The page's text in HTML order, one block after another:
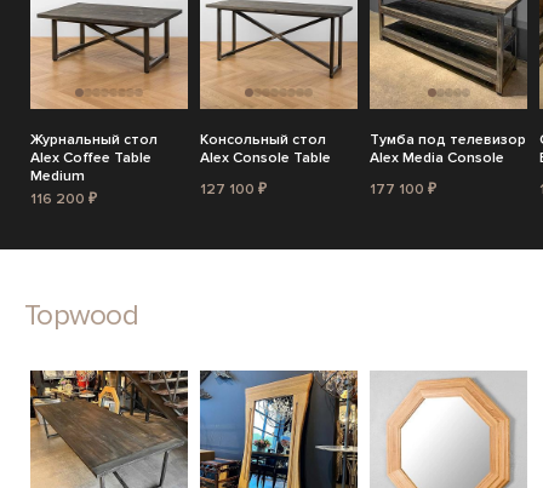
Журнальный стол
Alex Coffee Table
Medium
116 200 ₽
Консольный стол
Alex Console Table
127 100 ₽
Тумба под телевизор
Alex Media Console
177 100 ₽
Topwood